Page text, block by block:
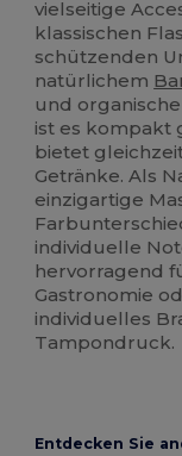
vielseitige
klassischen
schützenden
natürlichem
und
ist es kompakt
bietet
Getränke. Als
einzigartige
individuelle
hervorragend
Gastronomie
individuelles
Tampondruck.
Entdecken Sie